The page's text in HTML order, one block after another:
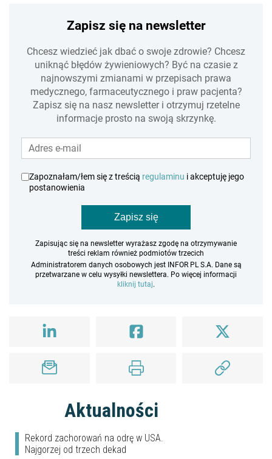
Zapisz się na newsletter
Chcesz wiedzieć jak dbać o swoje zdrowie? Chcesz
uniknąć błędów żywieniowych? Być na czasie z
najnowszymi zmianami w przepisach prawa
medycznego, farmaceutycznego i praw pacjenta?
Zapisz się na nasz newsletter i otrzymuj rzetelne
informacje prosto na swoją skrzynkę.
Zapoznałam/łem się z treścią regulaminu i akceptuję jego
postanowienia
Zapisz się
Zapisując się na newsletter wyrażasz zgodę na otrzymywanie
treści reklam również podmiotów trzecich
Administratorem danych osobowych jest INFOR PL S.A. Dane są
przetwarzane w celu wysyłki newslettera. Po więcej informacji
kliknij tutaj.
Aktualności
Rekord zachorowań na odrę w USA.
Najgorzej od trzech dekad